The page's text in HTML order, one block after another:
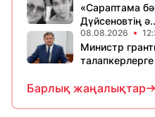
«Сараптама
Дүйсеновтің
08.08.2026
Министр
Барлық жаңалықтар